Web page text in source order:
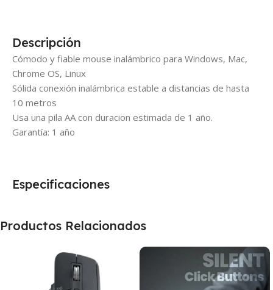
Descripción
Cómodo y fiable mouse inalámbrico para Windows, Mac,
Chrome OS, Linux
Sólida conexión inalámbrica estable a distancias de hasta
10 metros
Usa una pila AA con duracion estimada de 1 año.
Garantía: 1 año
Especificaciones
Productos Relacionados